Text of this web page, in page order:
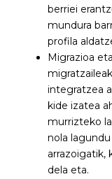
berriei
mundura
profila
Migrazioa
integratzea
kide izatea
murrizteko
nola
arrazoigatik,
dela eta.